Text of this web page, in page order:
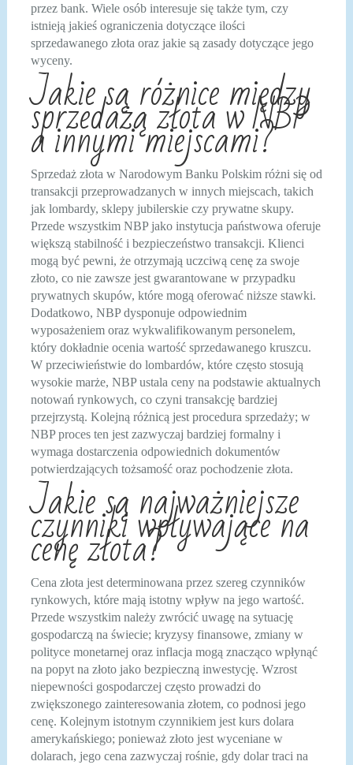
przez bank. Wiele osób interesuje się także tym, czy
istnieją jakieś ograniczenia dotyczące ilości
sprzedawanego złota oraz jakie są zasady dotyczące jego
wyceny.
Jakie są różnice między
sprzedażą złota w NBP
a innymi miejscami?
Sprzedaż złota w Narodowym Banku Polskim różni się od
transakcji przeprowadzanych w innych miejscach, takich
jak lombardy, sklepy jubilerskie czy prywatne skupy.
Przede wszystkim NBP jako instytucja państwowa oferuje
większą stabilność i bezpieczeństwo transakcji. Klienci
mogą być pewni, że otrzymają uczciwą cenę za swoje
złoto, co nie zawsze jest gwarantowane w przypadku
prywatnych skupów, które mogą oferować niższe stawki.
Dodatkowo, NBP dysponuje odpowiednim
wyposażeniem oraz wykwalifikowanym personelem,
który dokładnie ocenia wartość sprzedawanego kruszcu.
W przeciwieństwie do lombardów, które często stosują
wysokie marże, NBP ustala ceny na podstawie aktualnych
notowań rynkowych, co czyni transakcję bardziej
przejrzystą. Kolejną różnicą jest procedura sprzedaży; w
NBP proces ten jest zazwyczaj bardziej formalny i
wymaga dostarczenia odpowiednich dokumentów
potwierdzających tożsamość oraz pochodzenie złota.
Jakie są najważniejsze
czynniki wpływające na
cenę złota?
Cena złota jest determinowana przez szereg czynników
rynkowych, które mają istotny wpływ na jego wartość.
Przede wszystkim należy zwrócić uwagę na sytuację
gospodarczą na świecie; kryzysy finansowe, zmiany w
polityce monetarnej oraz inflacja mogą znacząco wpłynąć
na popyt na złoto jako bezpieczną inwestycję. Wzrost
niepewności gospodarczej często prowadzi do
zwiększonego zainteresowania złotem, co podnosi jego
cenę. Kolejnym istotnym czynnikiem jest kurs dolara
amerykańskiego; ponieważ złoto jest wyceniane w
dolarach, jego cena zazwyczaj rośnie, gdy dolar traci na